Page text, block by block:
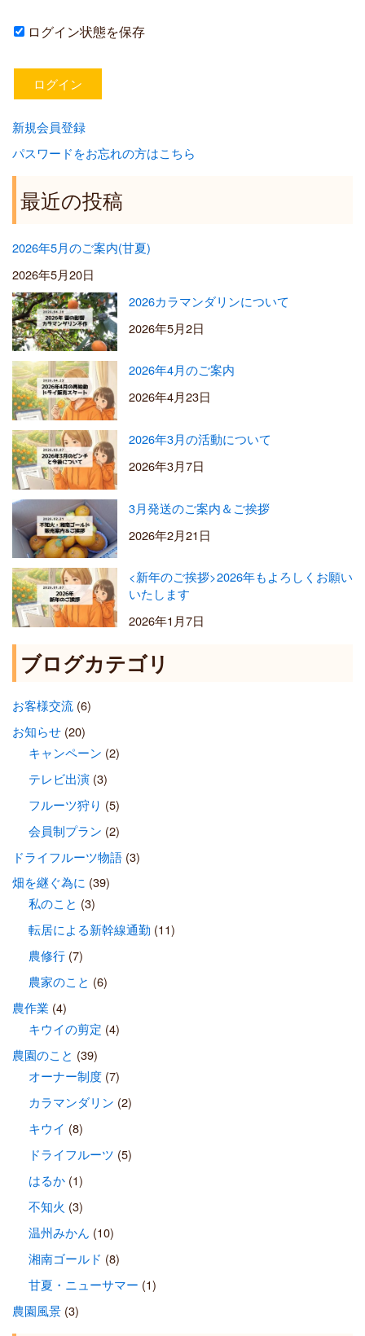
ログイン状態を保存
新規会員登録
パスワードをお忘れの方はこちら
最近の投稿
2026年5月のご案内(甘夏)
2026年5月20日
2026カラマンダリンについて
2026年5月2日
2026年4月のご案内
2026年4月23日
2026年3月の活動について
2026年3月7日
3月発送のご案内＆ご挨拶
2026年2月21日
<新年のご挨拶>2026年もよろしくお願い
いたします
2026年1月7日
ブログカテゴリ
お客様交流(6)
お知らせ(20)
キャンペーン (2)
テレビ出演(3)
フルーツ狩り (5)
会員制プラン (2)
ドライフルーツ物語(3)
畑を継ぐ為に (39)
私のこと (3)
転居による新幹線通勤 (11)
農修行(7)
農家のこと (6)
農作業 (4)
キウイの剪定 (4)
農園のこと (39)
オーナー制度(7)
カラマンダリン (2)
キウイ (8)
ドライフルーツ (5)
はるか(1)
不知火 (3)
温州みかん (10)
湘南ゴールド (8)
甘夏・ニューサマー (1)
農園風景(3)